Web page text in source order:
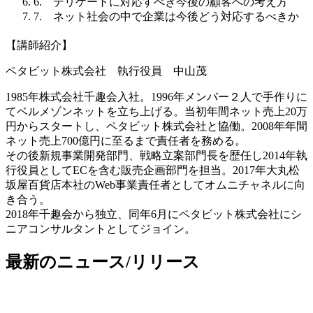
7. ネット社会の中で企業は今後どう対応するべきか
【講師紹介】
ペタビット株式会社 執行役員 中山茂
1985年株式会社千趣会入社。1996年メンバー２人で手作りに
てベルメゾンネットを立ち上げる。当初年間ネット売上20万
円からスタートし、ペタビット株式会社と協働。2008年年間
ネット売上700億円に至るまで責任者を務める。
その後新規事業開発部門、戦略立案部門長を歴任し2014年執
行役員としてECを含む販売企画部門を担当。2017年大丸松
坂屋百貨店本社のWeb事業責任者としてオムニチャネルに向
き合う。
2018年千趣会から独立、同年6月にペタビット株式会社にシ
ニアコンサルタントとしてジョイン。
最新のニュース/リリース